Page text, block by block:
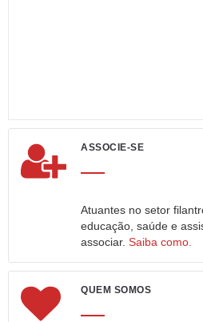
ASSOCIE-SE
Atuantes no setor
educação, saúde e
associar. Saiba como.
QUEM SOMOS